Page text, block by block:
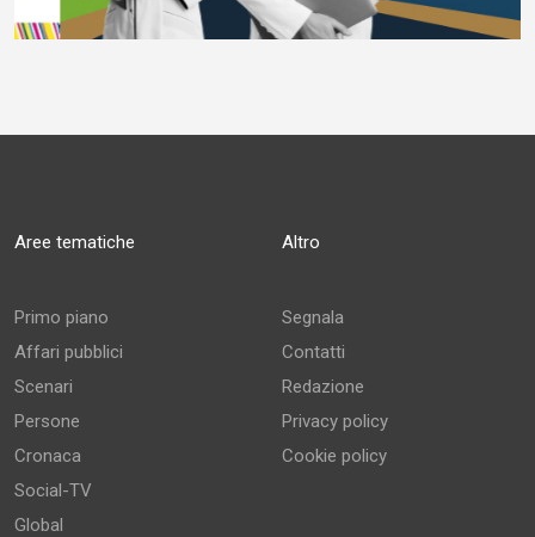
Aree tematiche
Primo piano
Affari pubblici
Scenari
Persone
Cronaca
Social-TV
Global
Altro
Segnala
Contatti
Redazione
Privacy policy
Cookie policy